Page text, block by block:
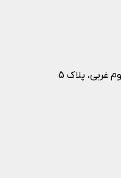
غربی، پلاک 5